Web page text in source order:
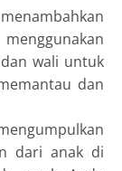
wali untuk
dan
dari anak di